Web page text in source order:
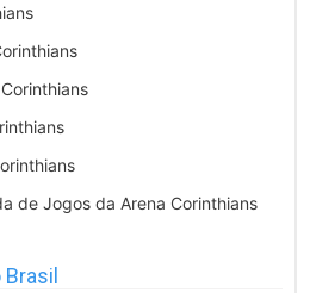
de Jogos da Arena Corinthians
Brasil